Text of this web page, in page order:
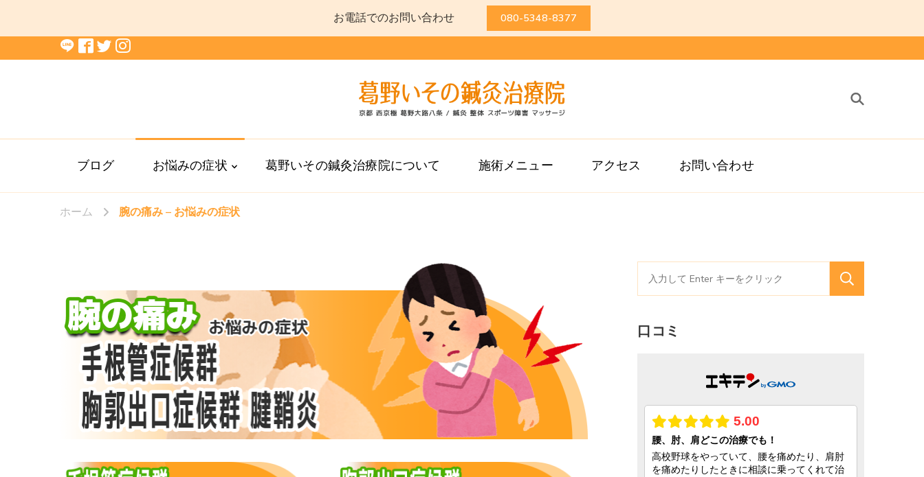
お電話でのお問い合わせ 080-5348-8377
葛野いその鍼灸治療院
ブログ お悩みの症状 葛野いその鍼灸治療院について 施術メニュー アクセス お問い合わせ
ホーム 腕の痛み – お悩みの症状
索
象:
口コミ